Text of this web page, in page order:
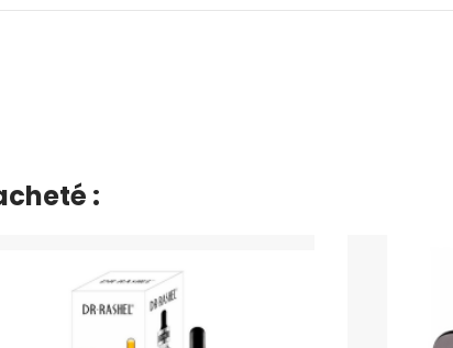
: